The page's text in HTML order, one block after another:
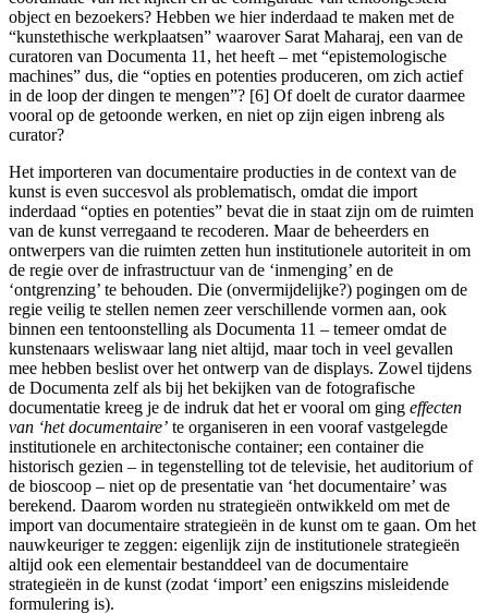
object en bezoekers? Hebben we hier inderdaad te maken met de
“kunstethische werkplaatsen” waarover Sarat Maharaj, een van de
curatoren van Documenta 11, het heeft – met “epistemologische
machines” dus, die “opties en potenties produceren, om zich actief
in de loop der dingen te mengen”? [6] Of doelt de curator daarmee
vooral op de getoonde werken, en niet op zijn eigen inbreng als
curator?
Het importeren van documentaire producties in de context van de
kunst is even succesvol als problematisch, omdat die import
inderdaad “opties en potenties” bevat die in staat zijn om de ruimten
van de kunst verregaand te recoderen. Maar de beheerders en
ontwerpers van die ruimten zetten hun institutionele autoriteit in om
de regie over de infrastructuur van de ‘inmenging’ en de
‘ontgrenzing’ te behouden. Die (onvermijdelijke?) pogingen om de
regie veilig te stellen nemen zeer verschillende vormen aan, ook
binnen een tentoonstelling als Documenta 11 – temeer omdat de
kunstenaars weliswaar lang niet altijd, maar toch in veel gevallen
mee hebben beslist over het ontwerp van de displays. Zowel tijdens
de Documenta zelf als bij het bekijken van de fotografische
documentatie kreeg je de indruk dat het er vooral om ging effecten
van ‘het documentaire’ te organiseren in een vooraf vastgelegde
institutionele en architectonische container; een container die
historisch gezien – in tegenstelling tot de televisie, het auditorium of
de bioscoop – niet op de presentatie van ‘het documentaire’ was
berekend. Daarom worden nu strategieën ontwikkeld om met de
import van documentaire strategieën in de kunst om te gaan. Om het
nauwkeuriger te zeggen: eigenlijk zijn de institutionele strategieën
altijd ook een elementair bestanddeel van de documentaire
strategieën in de kunst (zodat ‘import’ een enigszins misleidende
formulering is).